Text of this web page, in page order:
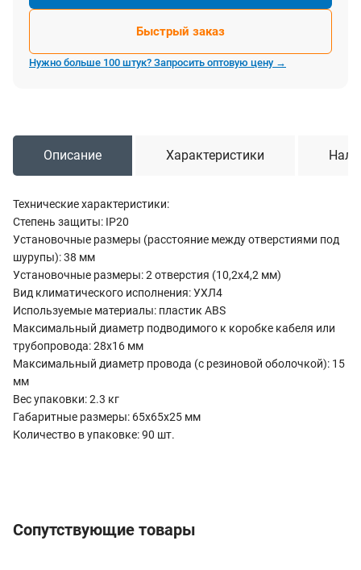
Быстрый заказ
Нужно больше 100 штук? Запросить оптовую цену →
Описание Характеристики
Технические характеристики:
Степень защиты: IP20
Установочные размеры (расстояние между отверстиями под
шурупы): 38 мм
Установочные размеры: 2 отверстия (10,2х4,2 мм)
Вид климатического исполнения: УХЛ4
Используемые материалы: пластик ABS
Максимальный диаметр подводимого к коробке кабеля или
трубопровода: 28х16 мм
Максимальный диаметр провода (с резиновой оболочкой): 15
мм
Вес упаковки: 2.3 кг
Габаритные размеры: 65х65х25 мм
Количество в упаковке: 90 шт.
Сопутствующие товары